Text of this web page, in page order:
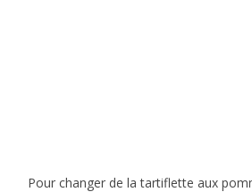
Pour changer de la tartiflette aux